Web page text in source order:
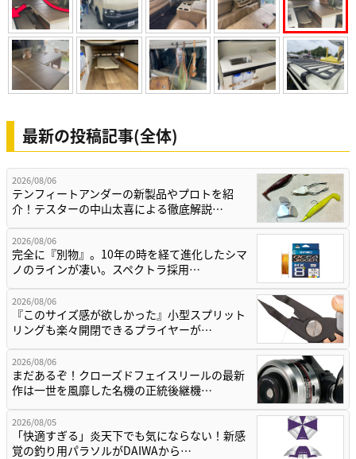
最新の投稿記事(全体)
2026/08/06
テンフィートアンダーの新製品やプロトを紹
介！テスターの中山太喜による徹底解説…
2026/08/06
完全に『別物』。10年の時を経て進化したシマ
ノのラインが凄い。スペクトラ採用…
2026/08/06
『このサイズ感が欲しかった』小型スプリット
リングも楽々開閉できるプライヤーが…
2026/08/06
まだあるぞ！クローズドフェイスリールの最新
作は一世を風靡した名機の正統後継機…
2026/08/05
「快適すぎる」炎天下でも気にならない！新感
覚の釣り用パラソルがDAIWAから…